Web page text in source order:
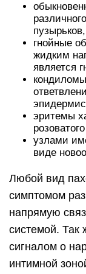
гнойные
жидким
является
эритемы
узлами
виде
Любой вид
симптомом
напрямую
системой. Так
сигналом о
интимной